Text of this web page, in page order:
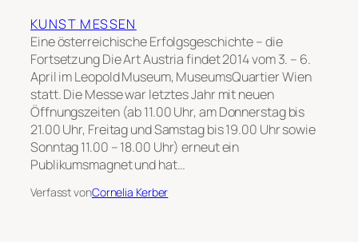
KUNST MESSEN
Eine österreichische Erfolgsgeschichte – die
Fortsetzung Die Art Austria findet 2014 vom 3. – 6.
April im Leopold Museum, MuseumsQuartier Wien
statt. Die Messe war letztes Jahr mit neuen
Öffnungszeiten (ab 11.00 Uhr, am Donnerstag bis
21.00 Uhr, Freitag und Samstag bis 19.00 Uhr sowie
Sonntag 11.00 – 18.00 Uhr) erneut ein
Publikumsmagnet und hat…
Verfasst vonCornelia Kerber